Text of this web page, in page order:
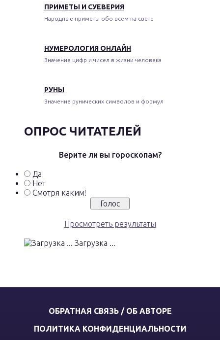
ПРИМЕТЫ И СУЕВЕРИЯ
Народные приметы обо всем на свете
НУМЕРОЛОГИЯ ОНЛАЙН
Значение цифр и чисел в жизни человека
РУНЫ
Значение рунических символов и формул
ОПРОС ЧИТАТЕЛЕЙ
Верите ли вы гороскопам?
Да
Нет
Смотря каким!
Просмотреть результаты
Загрузка ...
ОБРАТНАЯ СВЯЗЬ / ОБ АВТОРЕ
ПОЛИТИКА КОНФИДЕНЦИАЛЬНОСТИ